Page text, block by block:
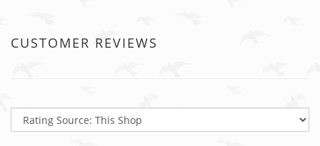
CUSTOMER REVIEWS